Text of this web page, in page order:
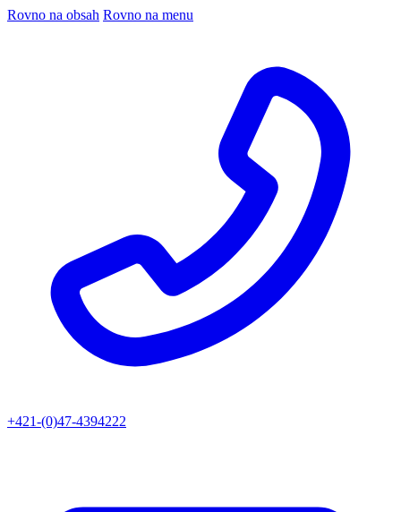
Rovno na obsah Rovno na menu
+421-(0)47-4394222